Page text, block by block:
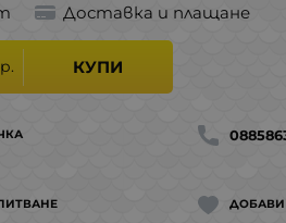
Доставка и плащане
КУПИ